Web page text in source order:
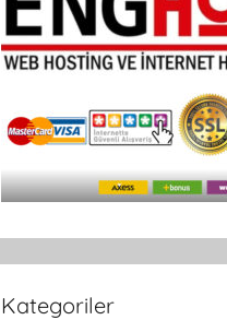
Kategoriler